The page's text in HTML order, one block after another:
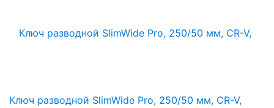
Ключ разводной SlimWide Pro, 250/50 мм, CR-V,